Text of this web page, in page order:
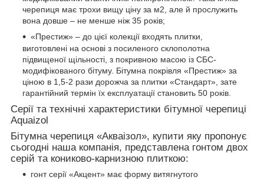
черепиця має трохи вищу ціну за м2, але й прослужить
вона довше – не менше ніж 35 років;
«Престиж» – до цієї колекції входять плитки,
виготовлені на основі з посиленого склополотна
підвищеної щільності, з покривною масою із СБС-
модифікованого бітуму. Бітумна покрівля «Престиж» за
ціною в 1,5-2 рази дорожча за плитки «Стандарт», зате
гарантійний термін їх експлуатації становить 50 років.
Серії та технічні характеристики бітумної черепиці
Aquaizol
Бітумна черепиця «Акваізол», купити яку пропонує
сьогодні наша компанія, представлена гонтом двох
серій та кониково-карнизною плиткою:
гонт серії «Акцент» має форму витягнутого